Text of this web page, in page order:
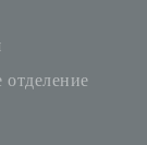
отделение